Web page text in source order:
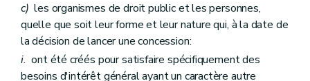
Art. 66
Chapitre 2 Dispositions modificatives et abrogatoires
Art. 67
Art. 68
Chapitre 3 (Dispositions transitoires et entrée en vigueur - Loi du 07 avril 2019, Art. 17)
Art. 68/1
c) les organismes de droit public et les personnes,
quelle que soit leur forme et leur nature qui, à la date de
la décision de lancer une concession:
i. ont été créés pour satisfaire spécifiquement des
besoins d'intérêt général ayant un caractère autre